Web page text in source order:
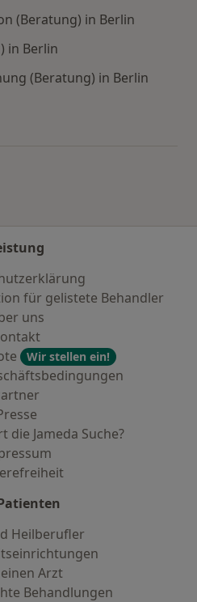
(Beratung) in Berlin
in Berlin
(Beratung) in Berlin
für gelistete Behandler
uns
Wir stellen ein!
Jameda Suche?
Heilberufler
Arzt
Behandlungen